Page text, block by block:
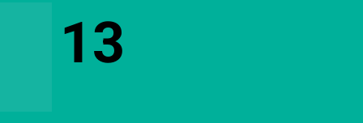
13